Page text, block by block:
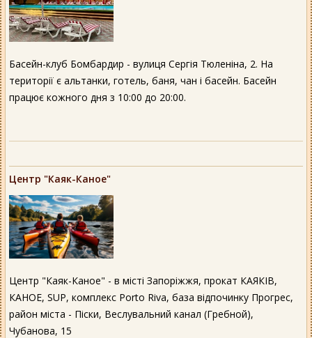
Басейн-клуб Бомбардир - вулиця Сергія Тюленіна, 2. На
території є альтанки, готель, баня, чан і басейн. Басейн
працює кожного дня з 10:00 до 20:00.
Центр "Каяк-Каное"
Центр "Каяк-Каное" - в місті Запоріжжя, прокат КАЯКІВ,
КАНОЕ, SUP, комплекс Porto Riva, база відпочинку Прогрес,
район міста - Піски, Веслувальний канал (Гребной),
Чубанова, 15